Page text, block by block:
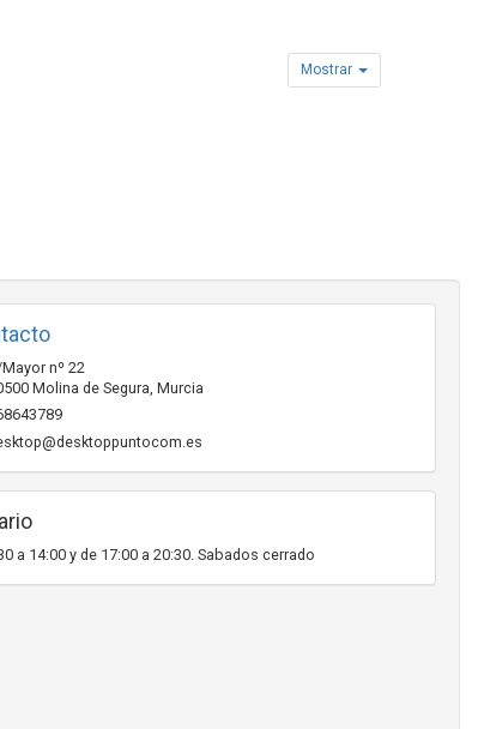
Mostrar
nº 22
Molina de Segura Murcia
a 14:00 y de 17:00 a 20:30. Sabados cerrado